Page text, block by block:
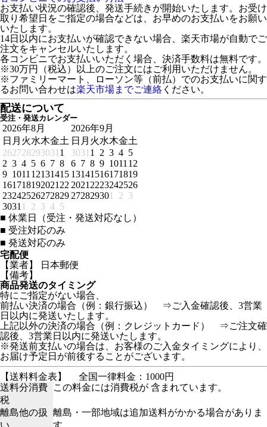
お支払い状況の確認後、発送手続きが開始いたします。お受け
取り希望日をご指定の場合などは、お早めのお支払いをお願い
いたします。
14日以内にお支払いが確認できない場合、楽天市場が自動でご
注文をキャンセルいたします。
各コンビニでお支払いいただく場合、決済手数料は無料です。
※30万円（税込）以上のご注文にはご利用いただけません。
※ファミリーマート、ローソン等（前払）でのお支払いに関す
るお問い合わせは楽天市場までご連絡 ください。
配送について
受注・発送カレンダー
2026年8月
日 月 火水木金土
262728293031 1
2 3 4 5 6 7 8
9 1011 12131415
161718192021 22
23242526272829
3031 1 2 3 4 5
2026年9月
日 月 火水木金土
3031 1 2 3 4 5
6 7 8 9 1011 12
13141516171819
2021 2223242526
272829301 2 3
■ 休業日（受注・発送対応なし）
■ 受注対応のみ
■ 発送対応のみ
宅配便
【業者】 日本郵便
【備考】
商品発送のタイミング
特にご指定がない場合、
前払い決済の場合（例：銀行振込） ⇒ご入金確認後、3営業
日以内に発送いたします。
上記以外の決済の場合（例：クレジットカード） ⇒ご注文確
認後、3営業日以内に発送いたします。
※発送前支払いの場合は、お客様のご入金タイミングにより、
お届け予定日が前後することがございます。
【送料料金表】
全国一律料金：1000円
送料分消費
税
この料金には消費税が 含まれています。
離島他の扱
離島・一部地域は追加送料がかかる場合がありま